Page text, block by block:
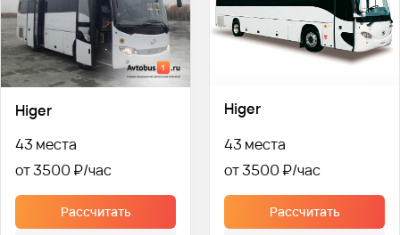
Higer
43 места
от 3500 ₽
Рассчитать
Higer
43 места
от 3500 ₽
Рассчитать